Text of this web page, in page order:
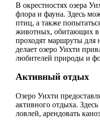
В окрестностях озера
флора и фауна. Здесь
птиц, а также
животных, обитающих в
проходят маршруты для
делает озеро Уихти
любителей природы и
Активный отдых
Озеро Уихти
активного отдыха.
ловлей, арендовать